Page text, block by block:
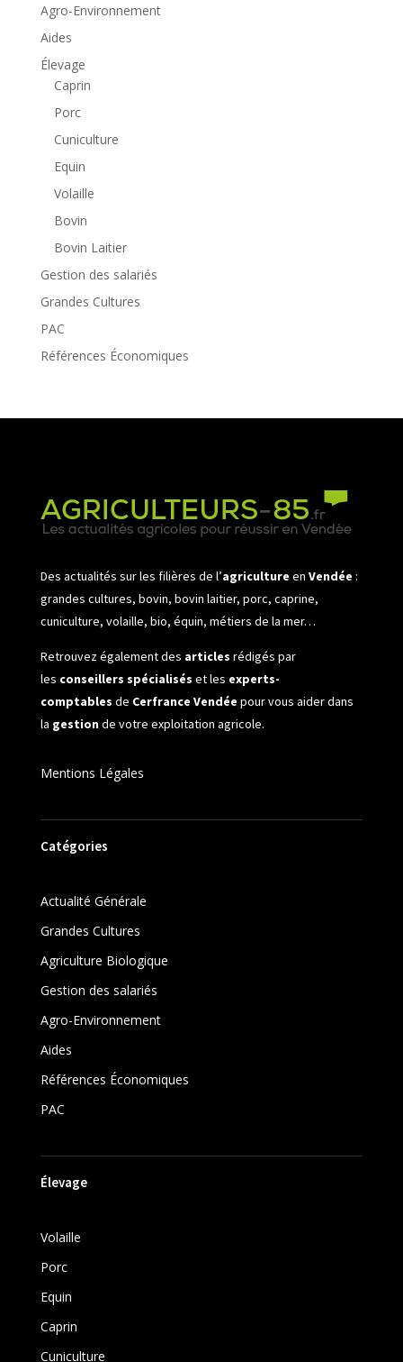
Agro-Environnement
Aides
Élevage
Caprin
Porc
Cuniculture
Equin
Volaille
Bovin
Bovin Laitier
Gestion des salariés
Grandes Cultures
PAC
Références Économiques
Des actualités sur les filières de l’agriculture en Vendée :
grandes cultures, bovin, bovin laitier, porc, caprine,
cuniculture, volaille, bio, équin, métiers de la mer…
Retrouvez également des articles rédigés par
les conseillers spécialisés et les experts-
comptables de Cerfrance Vendée pour vous aider dans
la gestionde votre exploitation agricole.
Mentions Légales
Catégories
Actualité Générale
Grandes Cultures
Agriculture Biologique
Gestion des salariés
Agro-Environnement
Aides
Références Économiques
PAC
Élevage
Volaille
Porc
Equin
Caprin
Cuniculture